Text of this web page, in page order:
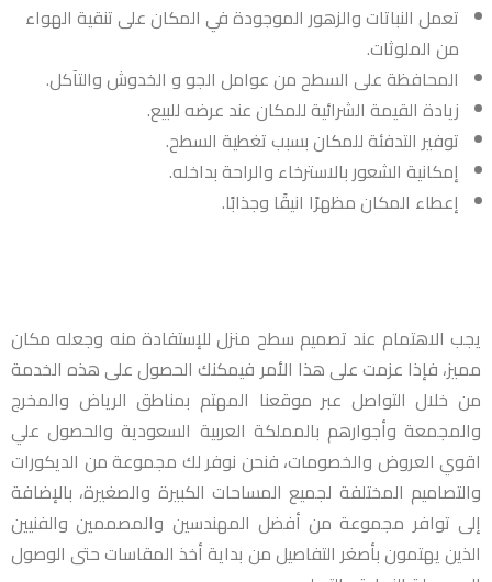
تعمل النباتات والزهور الموجودة في المكان على تنقية الهواء
من الملوثات.
المحافظة على السطح من عوامل الجو و الخدوش والتآكل.
زيادة القيمة الشرائية للمكان عند عرضه للبيع.
توفير التدفئة للمكان بسبب تغطية السطح.
إمكانية الشعور بالاسترخاء والراحة بداخله.
إعطاء المكان مظهرًا انيقًا وجذابًا.
يجب الاهتمام عند تصميم سطح منزل للإستفادة منه وجعله مكان
مميز، فإذا عزمت على هذا الأمر فيمكنك الحصول على هذه الخدمة
من خلال التواصل عبر موقعنا المهتم بمناطق الرياض والمخرج
والمجمعة وأجوارهم بالمملكة العربية السعودية والحصول علي
اقوي العروض والخصومات، فنحن نوفر لك مجموعة من الديكورات
والتصاميم المختلفة لجميع المساحات الكبيرة والصغيرة، بالإضافة
إلى توافر مجموعة من أفضل المهندسين والمصممين والفنيين
الذين يهتمون بأصغر التفاصيل من بداية أخذ المقاسات حتى الوصول